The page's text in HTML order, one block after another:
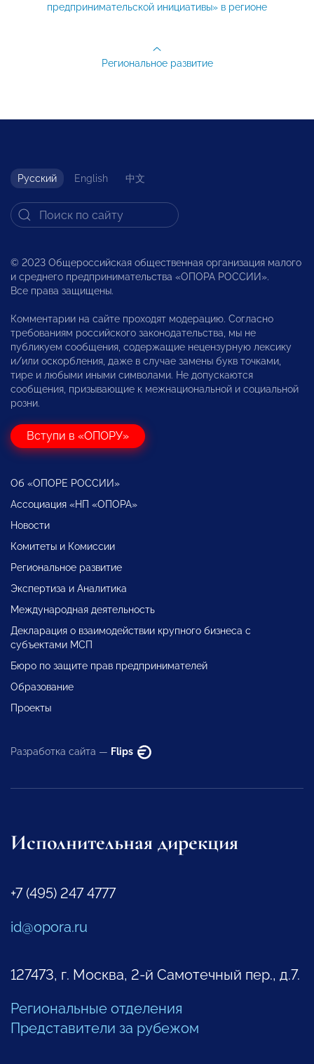
предпринимательской инициативы» в регионе
Региональное развитие
Русский English 中文
© 2023 Общероссийская общественная организация малого
и среднего предпринимательства «ОПОРА РОССИИ».
Все права защищены.
Комментарии на сайте проходят модерацию. Согласно
требованиям российского законодательства, мы не
публикуем сообщения, содержащие нецензурную лексику
и/или оскорбления, даже в случае замены букв точками,
тире и любыми иными символами. Не допускаются
сообщения, призывающие к межнациональной и социальной
розни.
Вступи в «ОПОРУ»
Об «ОПОРЕ РОССИИ»
Ассоциация «НП «ОПОРА»
Новости
Комитеты и Комиссии
Региональное развитие
Экспертиза и Аналитика
Международная деятельность
Декларация о взаимодействии крупного бизнеса с
субъектами МСП
Бюро по защите прав предпринимателей
Образование
Проекты
Разработка сайта — Flips
Исполнительная дирекция
+7 (495) 247 4777
id@opora.ru
127473, г. Москва, 2-й Самотечный пер., д.7.
Региональные отделения
Представители за рубежом